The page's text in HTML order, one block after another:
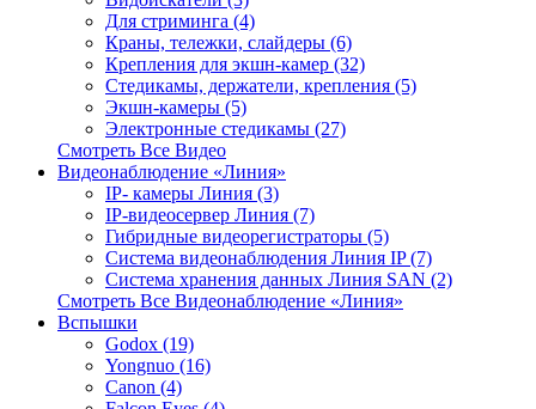
Для стриминга (4)
Краны, тележки, слайдеры (6)
Крепления для экшн-камер (32)
Стедикамы, держатели, крепления (5)
Экшн-камеры (5)
Электронные стедикамы (27)
Смотреть Все Видео
Видеонаблюдение «Линия»
IP- камеры Линия (3)
IP-видеосервер Линия (7)
Гибридные видеорегистраторы (5)
Система видеонаблюдения Линия IP (7)
Система хранения данных Линия SAN (2)
Смотреть Все Видеонаблюдение «Линия»
Вспышки
Godox (19)
Yongnuo (16)
Canon (4)